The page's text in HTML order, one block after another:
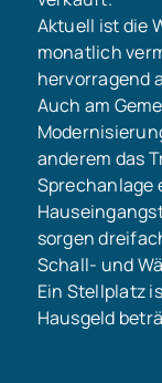
Aktuell ist die
monatlich
hervorragend
Auch am
anderem das
Sprechanlage
sorgen
Schall- und
Ein Stellplatz
Hausgeld